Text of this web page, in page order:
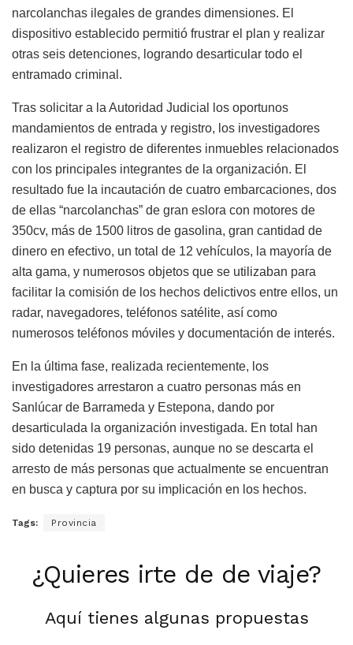
narcolanchas ilegales de grandes dimensiones. El
dispositivo establecido permitió frustrar el plan y realizar
otras seis detenciones, logrando desarticular todo el
entramado criminal.
Tras solicitar a la Autoridad Judicial los oportunos
mandamientos de entrada y registro, los investigadores
realizaron el registro de diferentes inmuebles relacionados
con los principales integrantes de la organización. El
resultado fue la incautación de cuatro embarcaciones, dos
de ellas “narcolanchas” de gran eslora con motores de
350cv, más de 1500 litros de gasolina, gran cantidad de
dinero en efectivo, un total de 12 vehículos, la mayoría de
alta gama, y numerosos objetos que se utilizaban para
facilitar la comisión de los hechos delictivos entre ellos, un
radar, navegadores, teléfonos satélite, así como
numerosos teléfonos móviles y documentación de interés.
En la última fase, realizada recientemente, los
investigadores arrestaron a cuatro personas más en
Sanlúcar de Barrameda y Estepona, dando por
desarticulada la organización investigada. En total han
sido detenidas 19 personas, aunque no se descarta el
arresto de más personas que actualmente se encuentran
en busca y captura por su implicación en los hechos.
Tags: Provincia
¿Quieres irte de de viaje?
Aquí tienes algunas propuestas